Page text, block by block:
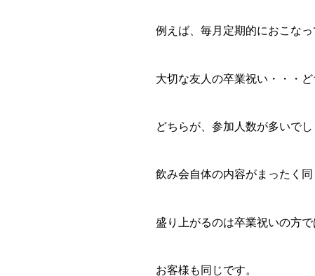
例えば、毎月定期的におこな
大切な友人の卒業祝い・・・
どちらが、参加人数が多いでし
飲み会自体の内容がまったく
盛り上がるのは卒業祝いの方
お客様も同じです。